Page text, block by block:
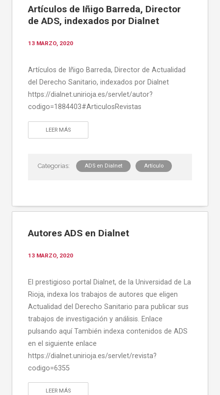
Artículos de Iñigo Barreda, Director
de ADS, indexados por Dialnet
13 MARZO, 2020
Artículos de Iñigo Barreda, Director de Actualidad
del Derecho Sanitario, indexados por Dialnet
https://dialnet.unirioja.es/servlet/autor?
codigo=1884403#ArticulosRevistas
LEER MÁS
ADS en Dialnet Artículo
Autores ADS en Dialnet
13 MARZO, 2020
El prestigioso portal Dialnet, de la Universidad de La
Rioja, indexa los trabajos de autores que eligen
Actualidad del Derecho Sanitario para publicar sus
trabajos de investigación y análisis. Enlace
pulsando aquí También indexa contenidos de ADS
en el siguiente enlace
https://dialnet.unirioja.es/servlet/revista?
codigo=6355
LEER MÁS